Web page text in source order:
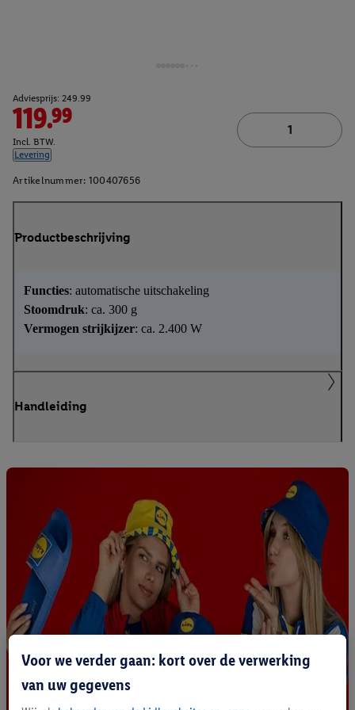
Adviesprijs: 249.99
119.99
Incl. BTW.
Levering
Artikelnummer: 100407656
Productbeschrijving
Functies: automatische uitschakeling
Stoomdruk: ca. 300 g
Vermogen strijkijzer: ca. 2.400 W
Handleiding
Voor we verder gaan: kort over de verwerking
van uw gegevens